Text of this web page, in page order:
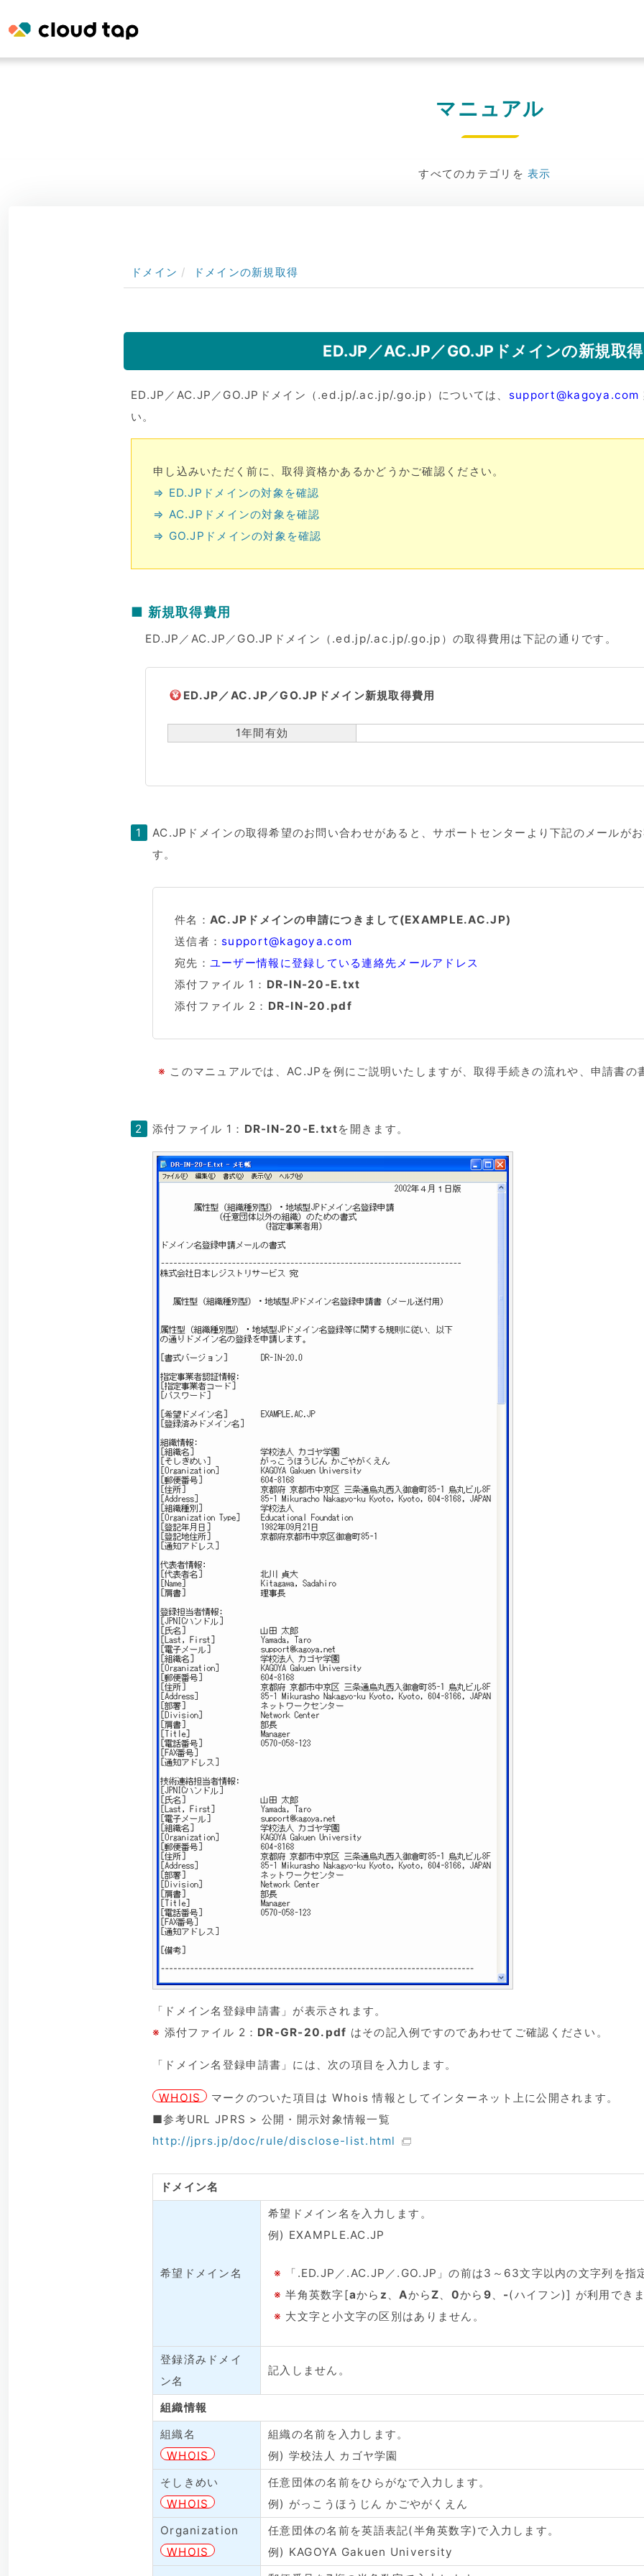
マニュアル
すべてのカテゴリを表示
ドメイン ドメインの新規取得
ED.JP／AC.JP／GO.JPドメインの新規取得
ED.JP／AC.JP／GO.JPドメイン（.ed.jp/.ac.jp/.go.jp）については、 support@kagoya.com
い。
申し込みいただく前に、取得資格かあるかどうかご確認ください。
⇒ ED.JPドメインの対象を確認
⇒ AC.JPドメインの対象を確認
⇒ GO.JPドメインの対象を確認
■ 新規取得費用
ED.JP／AC.JP／GO.JPドメイン（.ed.jp/.ac.jp/.go.jp）の取得費用は下記の通りです。
ED.JP／AC.JP／GO.JPドメイン新規取得費用
1年間有効
AC.JPドメインの取得希望のお問い合わせがあると、サポートセンターより下記のメールが
す。
件名： AC.JPドメインの申請につきまして(EXAMPLE.AC.JP)
送信者： support@kagoya.com
宛先： ユーザー情報に登録している連絡先メールアドレス
添付ファイル 1： DR-IN-20-E.txt
添付ファイル 2： DR-IN-20.pdf
※ このマニュアルでは、AC.JPを例にご説明いたしますが、取得手続きの流れや、申請書の
添付ファイル 1： DR-IN-20-E.txtを開きます。
「ドメイン名登録申請書」が表示されます。
※ 添付ファイル 2： DR-GR-20.pdf はその記入例ですのであわせてご確認ください。
「ドメイン名登録申請書」には、次の項目を入力します。
WHOIS
マークのついた項目は Whois 情報としてインターネット上に公開されます。
■参考URL JPRS > 公開・開示対象情報一覧
http://jprs.jp/doc/rule/disclose-list.html
ドメイン名
希望ドメイン名
希望ドメイン名を入力します。
例) EXAMPLE.AC.JP
※
「.ED.JP／.AC.JP／.GO.JP」の前は3～63文字以内の文字列を指
※半角英数字[aから z 、AからZ、 0から 9、 -(ハイフン)] が利用できま
※ 大文字と小文字の区別はありません。
登録済みドメイ
ン名
記入しません。
組織情報
組織名
WHOIS
組織の名前を入力します。
例) 学校法人 カゴヤ学園
そしきめい
WHOIS
任意団体の名前をひらがなで入力します。
例) がっこうほうじん かごやがくえん
Organization
WHOIS
任意団体の名前を英語表記(半角英数字)で入力します。
例) KAGOYA Gakuen University